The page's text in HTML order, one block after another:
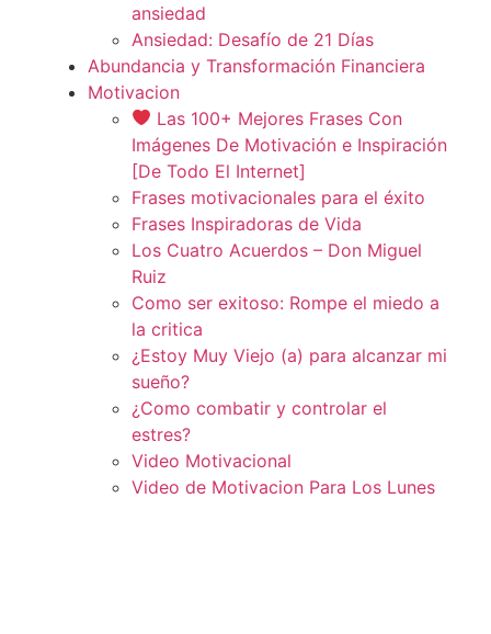
ansiedad
Ansiedad: Desafío de 21 Días
Abundancia y Transformación Financiera
Motivacion
Las 100+ Mejores Frases Con
Imágenes De Motivación e Inspiración
[De Todo El Internet]
Frases motivacionales para el éxito
Frases Inspiradoras de Vida
Los Cuatro Acuerdos – Don Miguel
Ruiz
Como ser exitoso: Rompe el miedo a
la critica
¿Estoy Muy Viejo (a) para alcanzar mi
sueño?
¿Como combatir y controlar el
estres?
Video Motivacional
Video de Motivacion Para Los Lunes